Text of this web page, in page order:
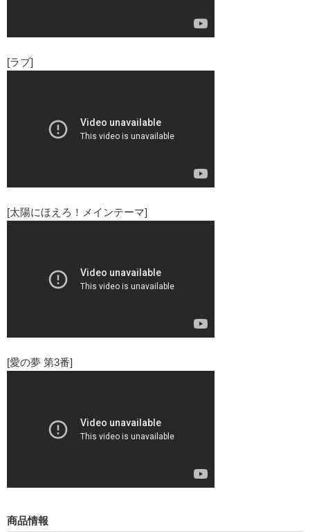
[ラブ]
[太陽にほえろ！メインテーマ]
[愛の夢 第3番]
商品情報